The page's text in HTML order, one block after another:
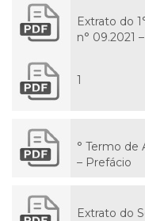
Extrato do
n° 09.2021
1
° Termo de
– Prefácio
Extrato do